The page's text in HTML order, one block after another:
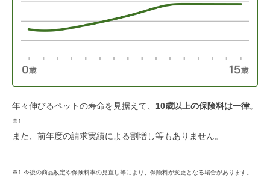
年々伸びるペットの寿命を見据えて、 10歳以上の保険料は一律。
※1
また、前年度の請求実績による割増し等もありません。
※1 今後の商品改定や保険料率の見直し等により、保険料が変更となる場合があります。